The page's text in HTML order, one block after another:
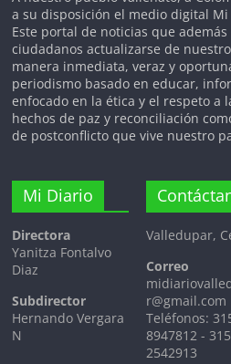
corazón de
a su disposición el medio digital
Este portal de noticias que
ciudadanos actualizarse de
manera inmediata, veraz y
periodismo basado en educar,
enfocado en la ética y el respeto a
hechos de paz y reconciliación
de postconflicto que vive nuestro
Mi Diario
Directora
Yanitza Fontalvo
Diaz
Subdirector
Hernando Vergara
N
Valledupar,
Correo
r@gmail.com
Teléfonos:
8947812 - 315
2542913